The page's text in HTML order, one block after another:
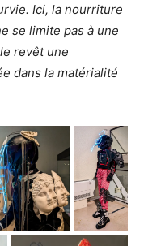
Ici, la nourriture
se limite pas à une
revêt une
dans la matérialité